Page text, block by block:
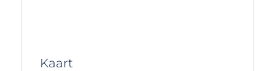
Kaart